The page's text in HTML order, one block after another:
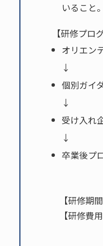
いること。
【研修プロ
オリエン
↓
個別ガイ
↓
受け入れ
↓
卒業後プ
【研修期
【研修費